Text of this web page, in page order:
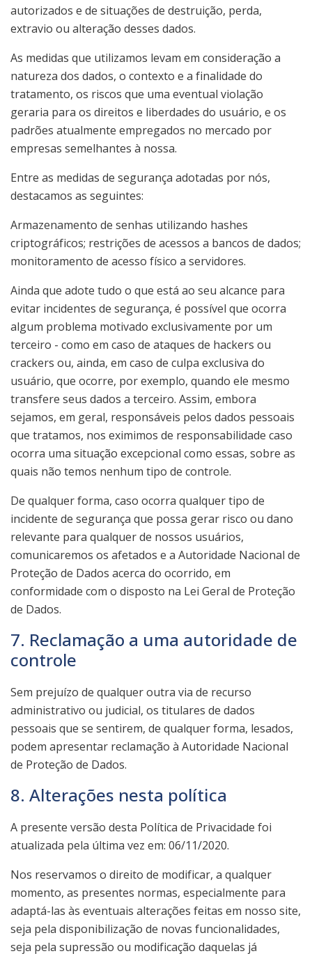
autorizados e de situações de destruição, perda,
extravio ou alteração desses dados.
As medidas que utilizamos levam em consideração a
natureza dos dados, o contexto e a finalidade do
tratamento, os riscos que uma eventual violação
geraria para os direitos e liberdades do usuário, e os
padrões atualmente empregados no mercado por
empresas semelhantes à nossa.
Entre as medidas de segurança adotadas por nós,
destacamos as seguintes:
Armazenamento de senhas utilizando hashes
criptográficos; restrições de acessos a bancos de dados;
monitoramento de acesso físico a servidores.
Ainda que adote tudo o que está ao seu alcance para
evitar incidentes de segurança, é possível que ocorra
algum problema motivado exclusivamente por um
terceiro - como em caso de ataques de hackers ou
crackers ou, ainda, em caso de culpa exclusiva do
usuário, que ocorre, por exemplo, quando ele mesmo
transfere seus dados a terceiro. Assim, embora
sejamos, em geral, responsáveis pelos dados pessoais
que tratamos, nos eximimos de responsabilidade caso
ocorra uma situação excepcional como essas, sobre as
quais não temos nenhum tipo de controle.
De qualquer forma, caso ocorra qualquer tipo de
incidente de segurança que possa gerar risco ou dano
relevante para qualquer de nossos usuários,
comunicaremos os afetados e a Autoridade Nacional de
Proteção de Dados acerca do ocorrido, em
conformidade com o disposto na Lei Geral de Proteção
de Dados.
7. Reclamação a uma autoridade de
controle
Sem prejuízo de qualquer outra via de recurso
administrativo ou judicial, os titulares de dados
pessoais que se sentirem, de qualquer forma, lesados,
podem apresentar reclamação à Autoridade Nacional
de Proteção de Dados.
8. Alterações nesta política
A presente versão desta Política de Privacidade foi
atualizada pela última vez em: 06/11/2020.
Nos reservamos o direito de modificar, a qualquer
momento, as presentes normas, especialmente para
adaptá-las às eventuais alterações feitas em nosso site,
seja pela disponibilização de novas funcionalidades,
seja pela supressão ou modificação daquelas já